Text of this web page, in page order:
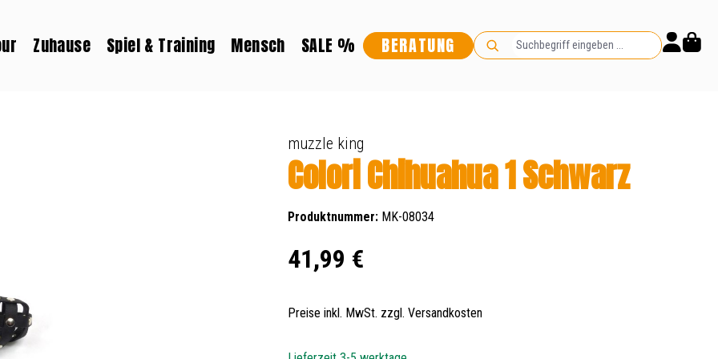
Zuhause Spiel & Training Mensch SALE % BERATUNG
muzzle king
Colori Chihuahua 1 Schwarz
Produktnummer: MK-08034
Regulärer Preis:
41,99 €
Preise inkl. MwSt. zzgl. Versandkosten